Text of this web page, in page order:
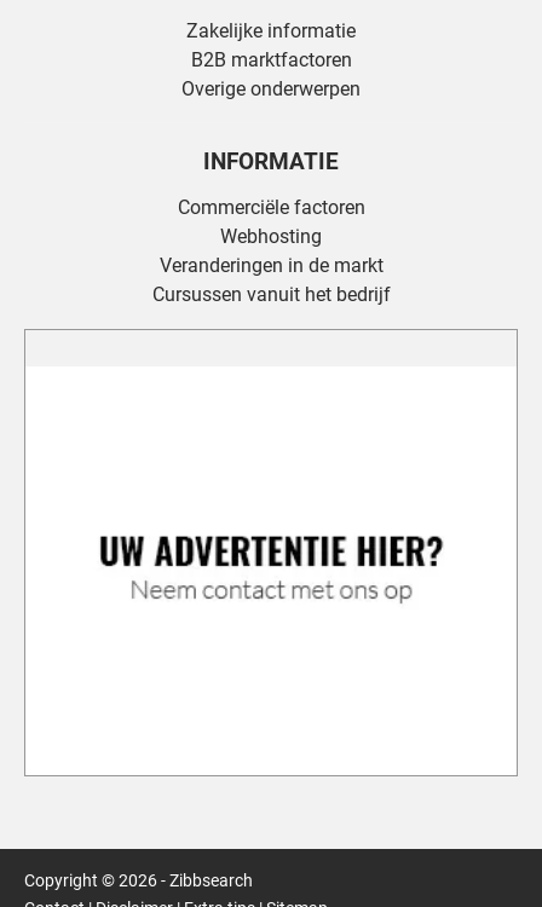
Zakelijke informatie
B2B marktfactoren
Overige onderwerpen
INFORMATIE
Commerciële factoren
Webhosting
Veranderingen in de markt
Cursussen vanuit het bedrijf
Copyright © 2026 - Zibbsearch